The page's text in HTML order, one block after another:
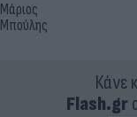
Μάριος
Μπούλης
Κάνε
Flash.gr